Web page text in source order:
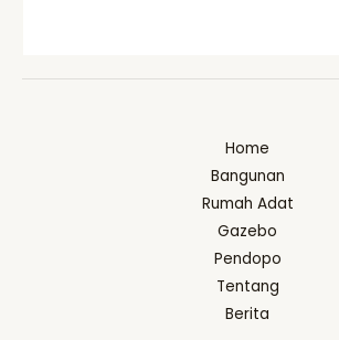
Home
Bangunan
Rumah Adat
Gazebo
Pendopo
Tentang
Berita